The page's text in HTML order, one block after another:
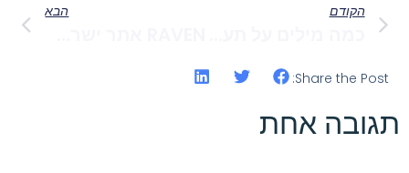
הקודם הבא
Share the Post:
תגובה אחת